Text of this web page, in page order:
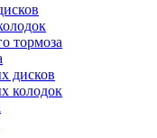
тормоза
дисков
колодок